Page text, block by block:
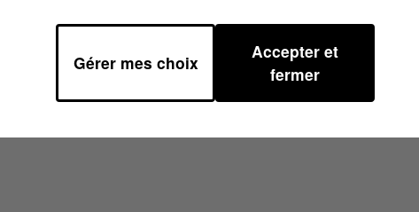
05/2024 À 07H49
Gérer mes choix
Accepter et
fermer